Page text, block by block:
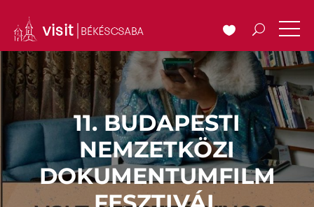
11. BUDAPESTI
NEMZETKÖZI
DOKUMENTUMFILM